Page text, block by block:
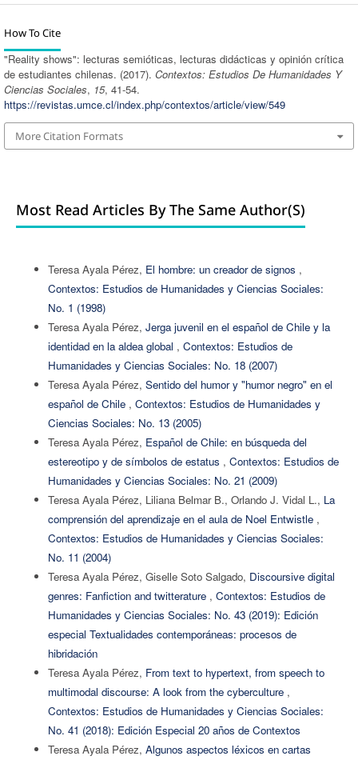
How To Cite
"Reality shows": lecturas semióticas, lecturas didácticas y opinión crítica
de estudiantes chilenas. (2017). Contextos: Estudios De Humanidades Y
Ciencias Sociales, 15, 41-54.
https://revistas.umce.cl/index.php/contextos/article/view/549
More Citation Formats
Most Read Articles By The Same Author(s)
Teresa Ayala Pérez, El hombre: un creador de signos ,
Contextos: Estudios de Humanidades y Ciencias Sociales:
No. 1 (1998)
Teresa Ayala Pérez, Jerga juvenil en el español de Chile y la
identidad en la aldea global , Contextos: Estudios de
Humanidades y Ciencias Sociales: No. 18 (2007)
Teresa Ayala Pérez, Sentido del humor y "humor negro" en el
español de Chile , Contextos: Estudios de Humanidades y
Ciencias Sociales: No. 13 (2005)
Teresa Ayala Pérez, Español de Chile: en búsqueda del
estereotipo y de símbolos de estatus , Contextos: Estudios de
Humanidades y Ciencias Sociales: No. 21 (2009)
Teresa Ayala Pérez, Liliana Belmar B., Orlando J. Vidal L., La
comprensión del aprendizaje en el aula de Noel Entwistle ,
Contextos: Estudios de Humanidades y Ciencias Sociales:
No. 11 (2004)
Teresa Ayala Pérez, Giselle Soto Salgado, Discoursive digital
genres: Fanfiction and twitterature , Contextos: Estudios de
Humanidades y Ciencias Sociales: No. 43 (2019): Edición
especial Textualidades contemporáneas: procesos de
hibridación
Teresa Ayala Pérez, From text to hypertext, from speech to
multimodal discourse: A look from the cyberculture ,
Contextos: Estudios de Humanidades y Ciencias Sociales:
No. 41 (2018): Edición Especial 20 años de Contextos
Teresa Ayala Pérez, Algunos aspectos léxicos en cartas